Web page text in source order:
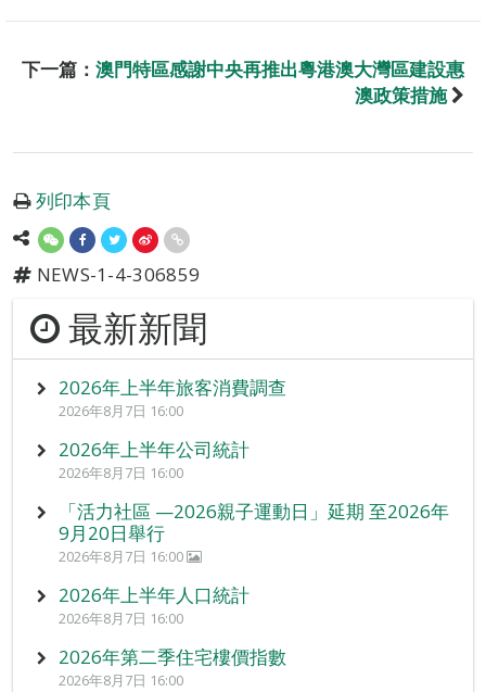
下一篇： 澳門特區感謝中央再推出粵港澳大灣區建設惠
澳政策措施
列印本頁
NEWS-1-4-306859
最新新聞
2026年上半年旅客消費調查
2026年8月7日 16:00
2026年上半年公司統計
2026年8月7日 16:00
「活力社區 —2026親子運動日」延期 至2026年
9月20日舉行
2026年8月7日 16:00
2026年上半年人口統計
2026年8月7日 16:00
2026年第二季住宅樓價指數
2026年8月7日 16:00